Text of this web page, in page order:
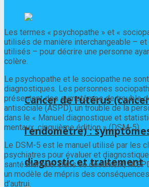
Cancer de l’utérus
l’endomètre) :
diagnostic et traitement
Les termes « psychopathe » et «
utilisés de manière interchangeable –
utilisés – pour décrire une personne
colère.
Le psychopathe et le sociopathe ne
diagnostiques. Les personnes
présentent des symptômes de trouble
antisociale (ASPD), un trouble de la
dans le « Manuel diagnostique et
mentaux, cinquième édition » (DSM-5).
Le DSM-5 est le manuel utilisé par les
psychiatres pour évaluer et
santé mentale. Dans ce document,
un modèle de mépris des
d’autrui.